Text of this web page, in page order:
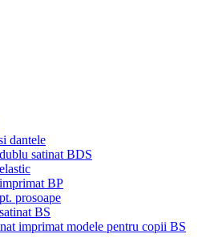
dantele
satinat BDS
BP
prosoape
BS
imprimat modele pentru copii BS